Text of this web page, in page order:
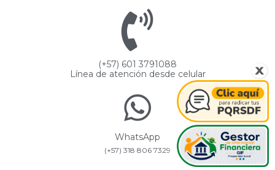
(+57) 601 3791088
Línea de atención desde celular
WhatsApp
(+57) 318 806 7329